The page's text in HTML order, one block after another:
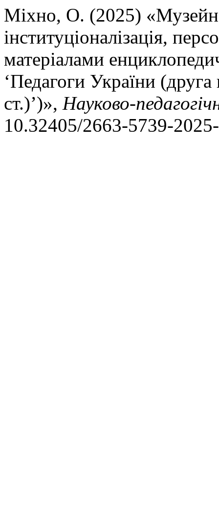
Міхно, О. (2025)
інституціоналізація,
матеріалами
‘Педагоги України
ст.)’)», Науково-
10.32405/2663-5739-